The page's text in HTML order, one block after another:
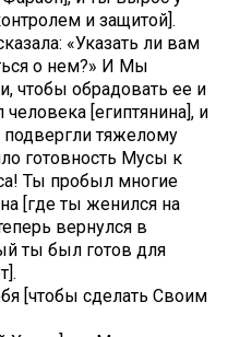
и защитой].
«Указать ли вам
о нем?» И Мы
чтобы обрадовать ее и
[египтянина], и
подвергли тяжелому
готовность Мусы к
Ты пробыл многие
[где ты женился на
вернулся в
ты был готов для
[чтобы сделать Своим